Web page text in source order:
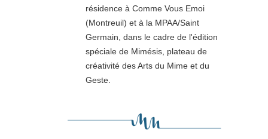
résidence à Comme Vous Emoi
(Montreuil) et à la MPAA/Saint
Germain, dans le cadre de l'édition
spéciale de Mimésis, plateau de
créativité des Arts du Mime et du
Geste.